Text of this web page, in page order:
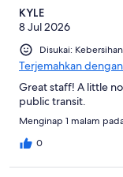
KYLE
8 Jul 2026
Disukai:
Terjemahkan
Great staff! A little
public transit.
Menginap 1 malam
0